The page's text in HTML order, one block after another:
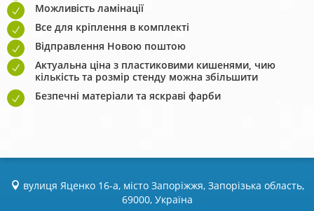
Можливість ламінації
Все для кріплення в комплекті
Відправлення Новою поштою
Актуальна ціна з пластиковими кишенями, чию
кількість та розмір стенду можна збільшити
Безпечні матеріали та яскраві фарби
вулиця Яценко 16-а, місто Запоріжжя, Запорізька область,
69000, Україна